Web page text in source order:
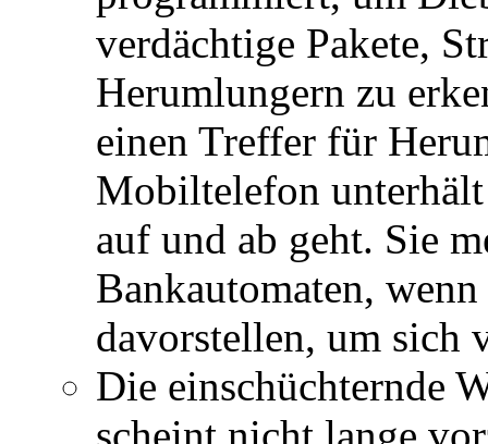
verdächtige Pakete,
Herumlungern zu
einen Treffer für
Mobiltelefon
auf und ab geht. Sie
Bankautomaten,
davorstellen, um sich
Die einschüchternde